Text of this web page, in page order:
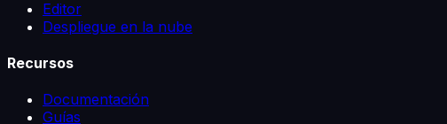
Editor
Despliegue en la nube
Recursos
Documentación
Guías